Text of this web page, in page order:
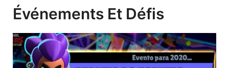
Événements Et Défis